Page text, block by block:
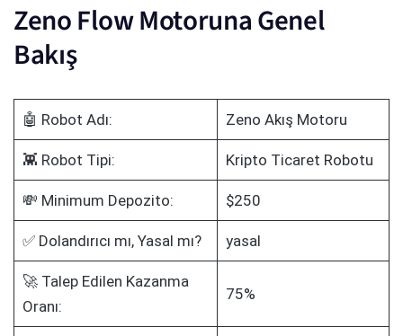
Zeno Flow Motoruna Genel
Bakış
🤖 Robot Adı: Zeno Akış Motoru
👾 Robot Tipi: Kripto Ticaret Robotu
💸 Minimum Depozito: $250
✅ Dolandırıcı mı, Yasal mı? yasal
🚀 Talep Edilen Kazanma
Oranı:
75%